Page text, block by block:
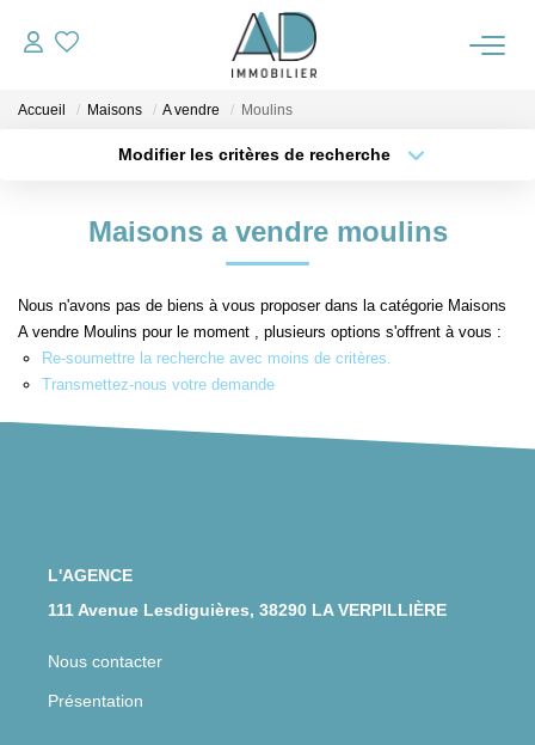
ACCUEIL
NOTRE AGENCE
ALERTE IMMO
Accueil Maisons A vendre Moulins
Modifier les critères de recherche
Type de bien
Budget max Plus de critères
Maisons a vendre moulins
Nous n'avons pas de biens à vous proposer dans la catégorie Maisons
A vendre Moulins pour le moment , plusieurs options s'offrent à vous :
Re-soumettre la recherche avec moins de critères.
Transmettez-nous votre demande
L'AGENCE
111 Avenue Lesdiguières, 38290 LA VERPILLIÈRE
Nous contacter
Présentation